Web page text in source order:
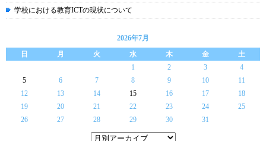
学校における教育ICTの現状について
2026年7月
日
月 火 水 木 金
土
1
2 3
4
5
6 7 8 9 10
11
12
13 14 15 16 17
18
19
20 21 22 23 24
25
26
27 28 29 30 31